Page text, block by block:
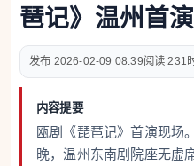
琶记》温州首演
2026-02-09 08:39 231
内容提要
瓯剧《琵琶记》首演现场
晚，温州东南剧院座无虚